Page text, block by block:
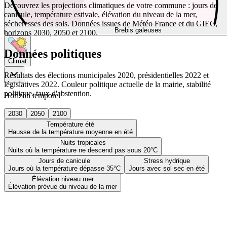
Brebis galeuses
Climat
Horizon temporel
2030 2050
2100
Température été
Hausse de la température moyenne en été
Nuits tropicales
Nuits où la température ne descend pas sous 20°C
Jours de canicule
Jours où la température dépasse 35°C
Stress hydrique
Jours avec sol sec en été
Élévation niveau mer
Élévation prévue du niveau de la mer
Découvrez les projections climatiques de votre commune : jours de
canicule, température estivale, élévation du niveau de la mer,
sécheresses des sols. Données issues de Météo France et du GIEC,
horizons 2030, 2050 et 2100.
Données politiques
Résultats des élections municipales 2020, présidentielles 2022 et
législatives 2022. Couleur politique actuelle de la mairie, stabilité
politique, taux d'abstention.